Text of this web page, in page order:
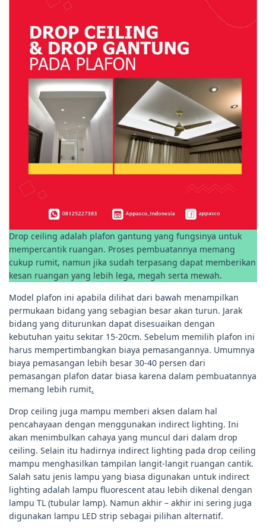
Drop ceiling adalah plafon gantung yang fungsinya untuk
mempercantik ruangan. Proses pembuatannya memang
cukup rumit, namun jika sudah terpasang dapat memberikan
kesan ruangan yang lebih lega, megah serta mewah.
Model plafon ini apabila dilihat dari bawah menampilkan
permukaan bidang yang sebagian besar akan turun. Jarak
bidang yang diturunkan dapat disesuaikan dengan
kebutuhan yaitu sekitar 15-20cm. Sebelum memilih plafon ini
harus mempertimbangkan biaya pemasangannya. Umumnya
biaya pemasangan lebih besar 30-40 persen dari
pemasangan plafon datar biasa karena dalam pembuatannya
memang lebih rumit.
Drop ceiling juga mampu memberi aksen dalam hal
pencahayaan dengan menggunakan indirect lighting. Ini
akan menimbulkan cahaya yang muncul dari dalam drop
ceiling. Selain itu hadirnya indirect lighting pada drop ceiling
mampu menghasilkan tampilan langit-langit ruangan cantik.
Salah satu jenis lampu yang biasa digunakan untuk indirect
lighting adalah lampu fluorescent atau lebih dikenal dengan
lampu TL (tubular lamp). Namun akhir – akhir ini sering juga
digunakan lampu LED strip sebagai pilihan alternatif.